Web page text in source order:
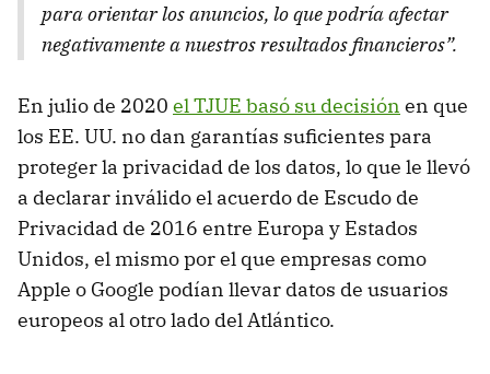
para orientar los anuncios, lo que podría afectar
negativamente a nuestros resultados financieros”.
En julio de 2020 el TJUE basó su decisión en que
los EE. UU. no dan garantías suficientes para
proteger la privacidad de los datos, lo que le llevó
a declarar inválido el acuerdo de Escudo de
Privacidad de 2016 entre Europa y Estados
Unidos, el mismo por el que empresas como
Apple o Google podían llevar datos de usuarios
europeos al otro lado del Atlántico.